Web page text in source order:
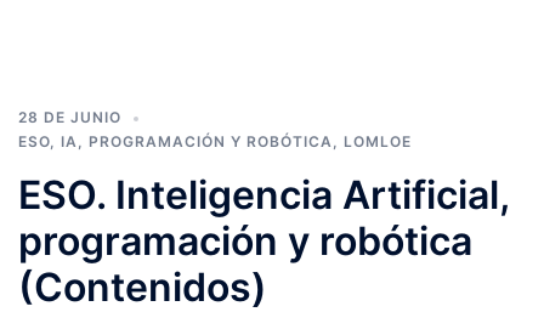
28 DE JUNIO
ESO, IA, PROGRAMACIÓN Y ROBÓTICA, LOMLOE
ESO. Inteligencia Artificial,
programación y robótica
(Contenidos)